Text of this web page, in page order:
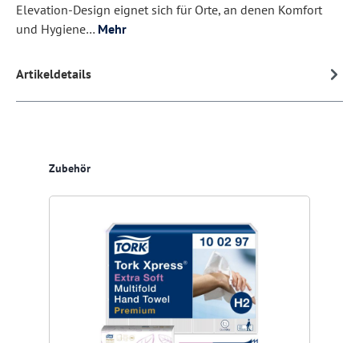
Elevation-Design eignet sich für Orte, an denen Komfort
und Hygiene… Mehr
Artikeldetails
Produktgalerie überspringen
Zubehör